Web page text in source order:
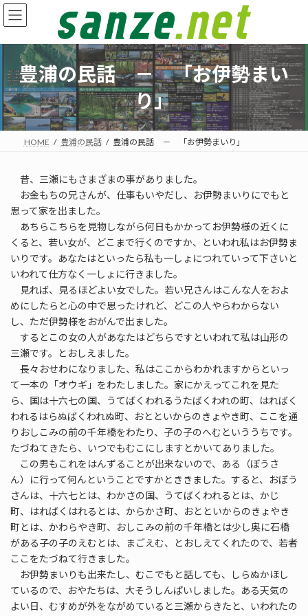
コ
ン
ン
へ
ス
キ
ッ
プ
ナ
ビ
ー
ョ
ン
に
移
動
豊浦の民話 － 「お伊勢まい
り」
HOME 豊浦の民話 豊浦の民話 － 「お伊勢まいり」
昔、三瀬にもさまざまの事がありました。
お金もちの兄さんが、仕事もいやだし、お伊勢まいりにでもと
思って家を出ました。
あちらこちらを見物しながら何日もかかってお伊勢様の近くに
くると、若い女が、どこまで行くのですか、といわれ私はお伊勢ま
いりです。あなたはといったら私も一しょにつれていって下さいと
いわれて仕方なく一しょに行きました。
見れば、見るほどよい女でした。若い兄さんはこんな人をおよ
めにしたらと心の中で思ったけれど、どこの人やらわからない
し、ただ伊勢様をおがんで出ました。
するとこの女の人があなたはどちらですといわれて私は山形の
三瀬です。とおしえました。
長々おせわになりました、私はここからわかれますからといっ
て一本の「オウギ」をわたしました。家にかえってこれを見た
ら、国は十六七の国、うてばくわれるうたばくわれの町、はればく
われるはらぬばくわれぬ町、おとといからのきょやき町、ここを通
りおしこみの前の千年橋をわたり、子の子のへむといううちです。
たづねてきたら、いつでもむこにしますとかいてありました。
この男もこれをはんずることが出来ないので、ある（ぼうさ
ん）に行って何んということですかとききました。すると、おぼう
さんは、十六七とは、わかさの国、うてばくわれるとは、かじ
町、はればくはれるとは、からかさ町、おとといからのきょやき
町とは、かわらやき町、おしこみの前の千年橋とは少し奥に石橋
がある子の子のえむとは、まごえむ、とおしえてくれたので、若者
ここをたづねて行きました。
お伊勢まいりも出来たし、むこでもと話しても、しらぬかほし
ているので、おやたちは、大そうしんぱいしました。ある天気の
よい日、むすめが外をながめていると三瀬からきたと、いわれたの